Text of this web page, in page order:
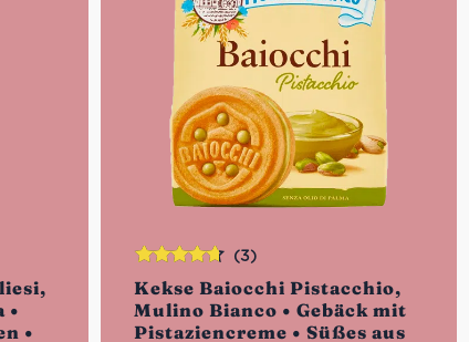
•
•
Kekse Baiocchi Pistacchio,
Mulino Bianco • Gebäck mit
Pistaziencreme • Süßes aus
(3)
Bewertet
mit4.67
von 5